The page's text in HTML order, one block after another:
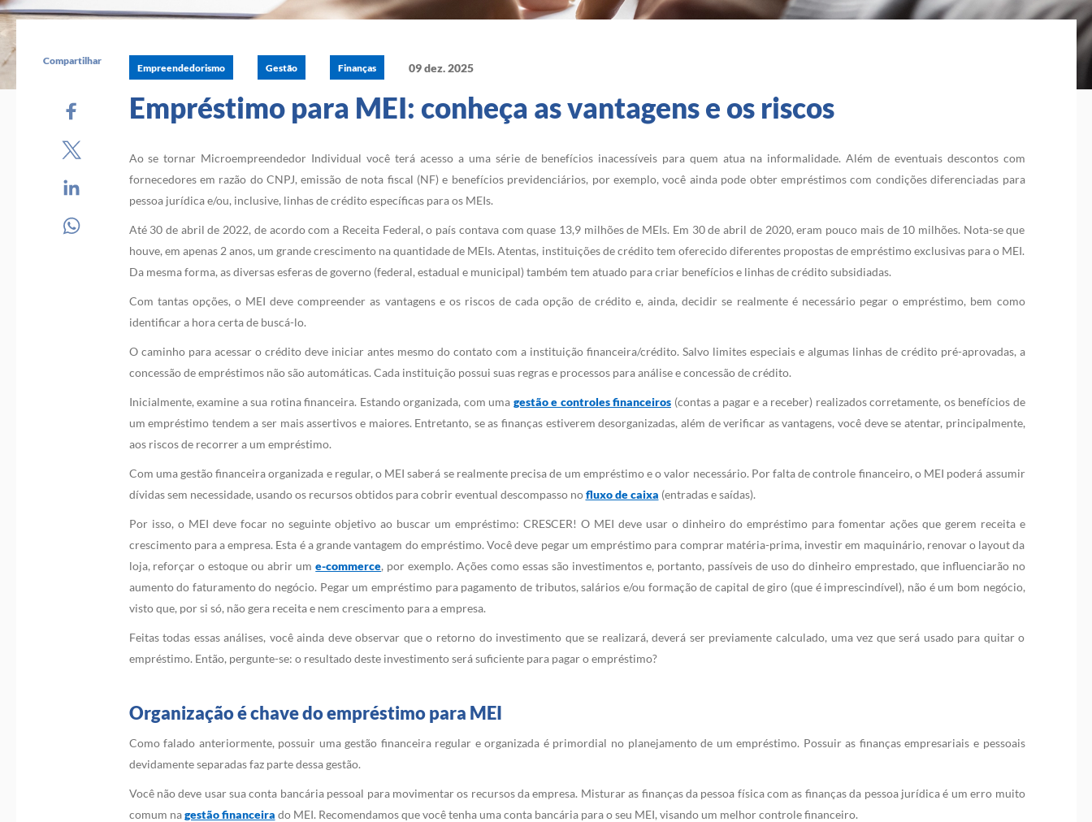
Compartilhar
Empreendedorismo Gestão Finanças 09 dez. 2025
Empréstimo para MEI: conheça as vantagens e os riscos
Ao se tornar Microempreendedor Individual você terá acesso a uma série de benefícios inacessíveis para quem atua na informalidade. Além de eventuais descontos com
fornecedores em razão do CNPJ, emissão de nota fiscal (NF) e benefícios previdenciários, por exemplo, você ainda pode obter empréstimos com condições diferenciadas para
pessoa jurídica e/ou, inclusive, linhas de crédito específicas para os MEIs.
Até 30 de abril de 2022, de acordo com a Receita Federal, o país contava com quase 13,9 milhões de MEIs. Em 30 de abril de 2020, eram pouco mais de 10 milhões. Nota-se que
houve, em apenas 2 anos, um grande crescimento na quantidade de MEIs. Atentas, instituições de crédito tem oferecido diferentes propostas de empréstimo exclusivas para o MEI.
Da mesma forma, as diversas esferas de governo (federal, estadual e municipal) também tem atuado para criar benefícios e linhas de crédito subsidiadas.
Com tantas opções, o MEI deve compreender as vantagens e os riscos de cada opção de crédito e, ainda, decidir se realmente é necessário pegar o empréstimo, bem como
identificar a hora certa de buscá-lo.
O caminho para acessar o crédito deve iniciar antes mesmo do contato com a instituição financeira/crédito. Salvo limites especiais e algumas linhas de crédito pré-aprovadas, a
concessão de empréstimos não são automáticas. Cada instituição possui suas regras e processos para análise e concessão de crédito.
Inicialmente, examine a sua rotina financeira. Estando organizada, com uma gestão e controles financeiros (contas a pagar e a receber) realizados corretamente, os benefícios de
um empréstimo tendem a ser mais assertivos e maiores. Entretanto, se as finanças estiverem desorganizadas, além de verificar as vantagens, você deve se atentar, principalmente,
aos riscos de recorrer a um empréstimo.
Com uma gestão financeira organizada e regular, o MEI saberá se realmente precisa de um empréstimo e o valor necessário. Por falta de controle financeiro, o MEI poderá assumir
dívidas sem necessidade, usando os recursos obtidos para cobrir eventual descompasso nofluxo de caixa (entradas e saídas).
Por isso, o MEI deve focar no seguinte objetivo ao buscar um empréstimo: CRESCER! O MEI deve usar o dinheiro do empréstimo para fomentar ações que gerem receita e
crescimento para a empresa. Esta é a grande vantagem do empréstimo. Você deve pegar um empréstimo para comprar matéria-prima, investir em maquinário, renovar o layout da
loja, reforçar o estoque ou abrir ume-commerce, por exemplo. Ações como essas são investimentos e, portanto, passíveis de uso do dinheiro emprestado, que influenciarão no
aumento do faturamento do negócio. Pegar um empréstimo para pagamento de tributos, salários e/ou formação de capital de giro (que é imprescindível), não é um bom negócio,
visto que, por si só, não gera receita e nem crescimento para a empresa.
Feitas todas essas análises, você ainda deve observar que o retorno do investimento que se realizará, deverá ser previamente calculado, uma vez que será usado para quitar o
empréstimo. Então, pergunte-se: o resultado deste investimento será suficiente para pagar o empréstimo?
Organização é chave do empréstimo para MEI
Como falado anteriormente, possuir uma gestão financeira regular e organizada é primordial no planejamento de um empréstimo. Possuir as finanças empresariais e pessoais
devidamente separadas faz parte dessa gestão.
Você não deve usar sua conta bancária pessoal para movimentar os recursos da empresa. Misturar as finanças da pessoa física com as finanças da pessoa jurídica é um erro muito
comum nagestão financeira do MEI. Recomendamos que você tenha uma conta bancária para o seu MEI, visando um melhor controle financeiro.